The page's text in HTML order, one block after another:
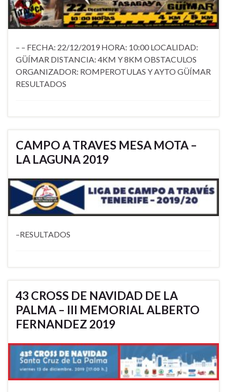
– – FECHA: 22/12/2019 HORA: 10:00 LOCALIDAD:
GÜÍMAR DISTANCIA: 4KM Y 8KM OBSTACULOS
ORGANIZADOR: ROMPEROTULAS Y AYTO GÜÍMAR
RESULTADOS
CAMPO A TRAVES MESA MOTA –
LA LAGUNA 2019
–RESULTADOS
43 CROSS DE NAVIDAD DE LA
PALMA – III MEMORIAL ALBERTO
FERNANDEZ 2019